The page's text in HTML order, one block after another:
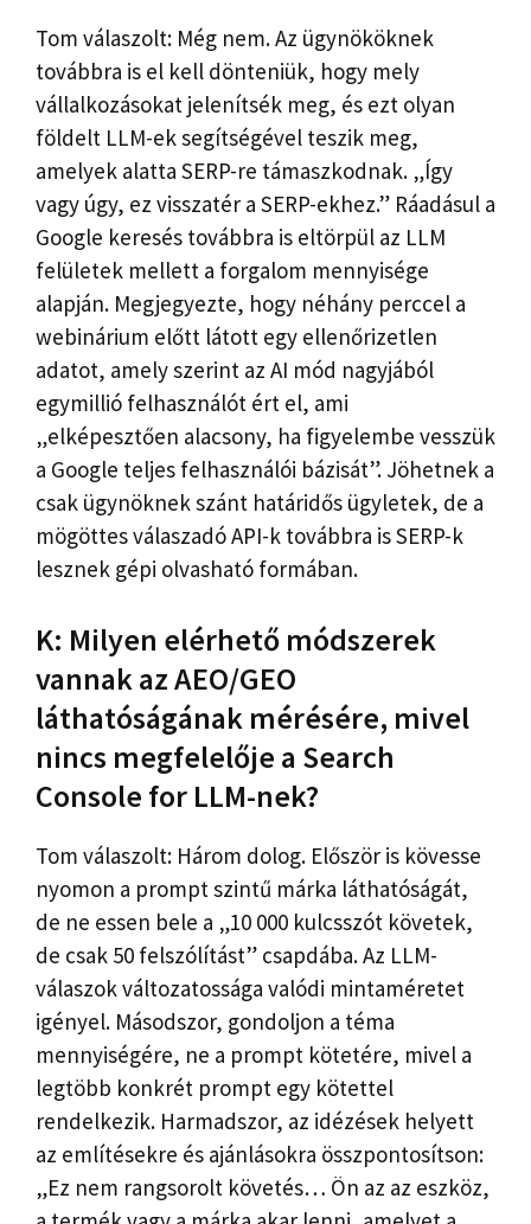
Tom válaszolt: Még nem. Az ügynököknek
továbbra is el kell dönteniük, hogy mely
vállalkozásokat jelenítsék meg, és ezt olyan
földelt LLM-ek segítségével teszik meg,
amelyek alatta SERP-re támaszkodnak. „Így
vagy úgy, ez visszatér a SERP-ekhez.” Ráadásul a
Google keresés továbbra is eltörpül az LLM
felületek mellett a forgalom mennyisége
alapján. Megjegyezte, hogy néhány perccel a
webinárium előtt látott egy ellenőrizetlen
adatot, amely szerint az AI mód nagyjából
egymillió felhasználót ért el, ami
„elképesztően alacsony, ha figyelembe vesszük
a Google teljes felhasználói bázisát”. Jöhetnek a
csak ügynöknek szánt határidős ügyletek, de a
mögöttes válaszadó API-k továbbra is SERP-k
lesznek gépi olvasható formában.
K: Milyen elérhető módszerek
vannak az AEO/GEO
láthatóságának mérésére, mivel
nincs megfelelője a Search
Console for LLM-nek?
Tom válaszolt: Három dolog. Először is kövesse
nyomon a prompt szintű márka láthatóságát,
de ne essen bele a „10 000 kulcsszót követek,
de csak 50 felszólítást” csapdába. Az LLM-
válaszok változatossága valódi mintaméretet
igényel. Másodszor, gondoljon a téma
mennyiségére, ne a prompt kötetére, mivel a
legtöbb konkrét prompt egy kötettel
rendelkezik. Harmadszor, az idézések helyett
az említésekre és ajánlásokra összpontosítson:
„Ez nem rangsorolt ​​követés… Ön az az eszköz,